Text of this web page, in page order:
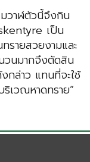
มวาฬตัวนี้จึงกิน
เป็น
รายสวยงามและ
วนมากจึงตัดสิน
กล่าว แทนที่จะใช้
เวณหาดทราย”